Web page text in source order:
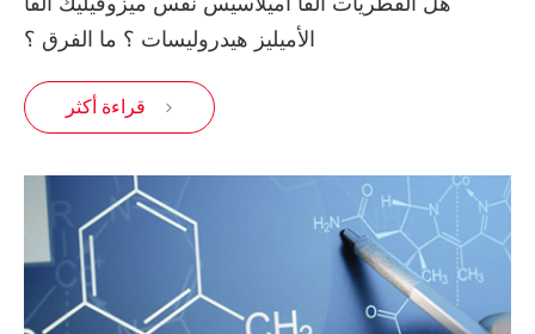
الأميليز هيدروليسات ؟ ما الفرق ؟
قراءة أكثر 